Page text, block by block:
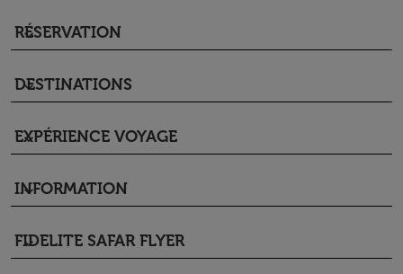
RÉSERVATION
keyboard_arrow_down
DESTINATIONS
keyboard_arrow_down
EXPÉRIENCE VOYAGE
keyboard_arrow_down
INFORMATION
keyboard_arrow_down
FIDELITE SAFAR FLYER
keyboard_arrow_down